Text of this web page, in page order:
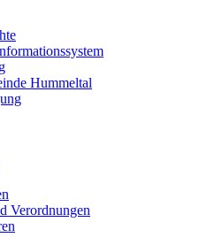
Hummeltal
Verordnungen